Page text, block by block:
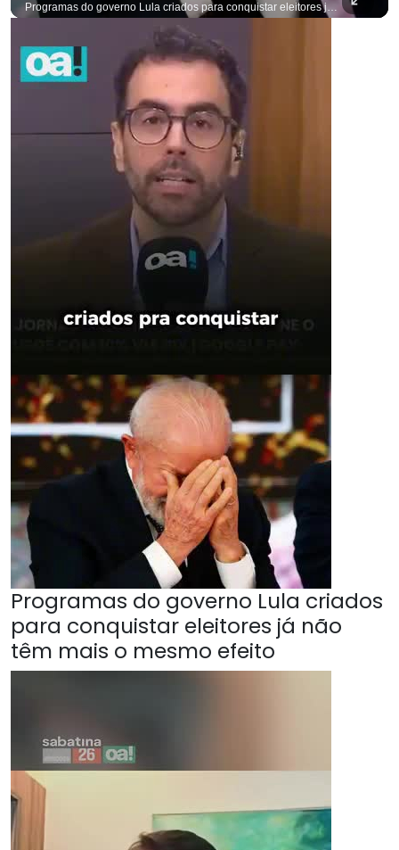
Programas do governo Lula criados para conquistar eleitores já não têm o mesmo efeito de campanhas anteriores. #OAntagonista Se você busca informação com credibilidade, inscreva-se agora e ative o
Programas do governo Lula criados
para conquistar eleitores já não
têm mais o mesmo efeito